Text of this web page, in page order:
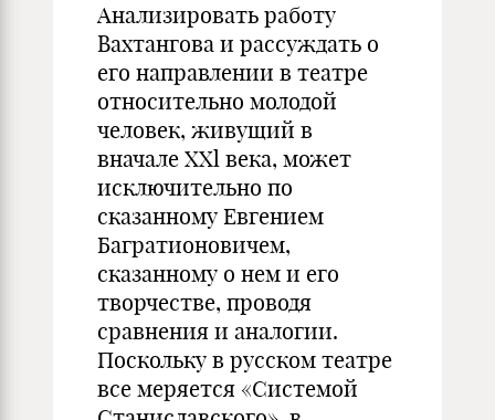
Анализировать работу
Вахтангова и рассуждать о
его направлении в театре
относительно молодой
человек, живущий в
вначале XXl века, может
исключительно по
сказанному Евгением
Багратионовичем,
сказанному о нем и его
творчестве, проводя
сравнения и аналогии.
Поскольку в русском театре
все меряется «Системой